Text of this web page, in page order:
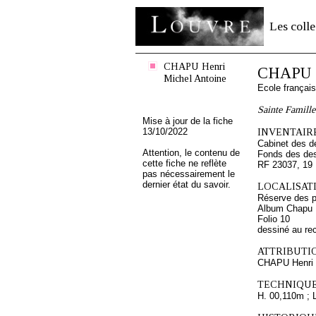
Les
CHAPU Henri
Michel Antoine
Mise à jour de la fiche
13/10/2022
Attention, le contenu de
cette fiche ne reflète
pas nécessairement le
dernier état du savoir.
Ecole
Sainte
Cabinet des
Fonds des
RF 23037, 19
Réserve des
Album Chapu
Folio 10
dessiné au
CHAPU
H. 00,110m ;